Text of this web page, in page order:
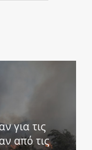
για τις
από τις